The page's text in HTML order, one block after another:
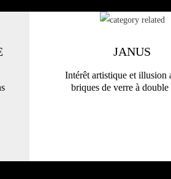
JANUS
Intérêt artistique et illusion
briques de verre à double